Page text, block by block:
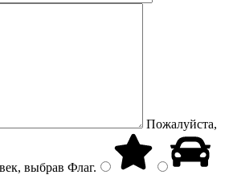
Пожалуйста,
выбрав Флаг.